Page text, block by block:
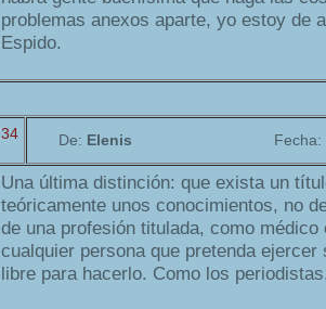
problemas anexos aparte, yo estoy de
Espido.
34 De: Elenis Fecha:
Una última distinción: que exista un
teóricamente unos conocimientos, no
de una profesión titulada, como médico
cualquier persona que pretenda
libre para hacerlo. Como los